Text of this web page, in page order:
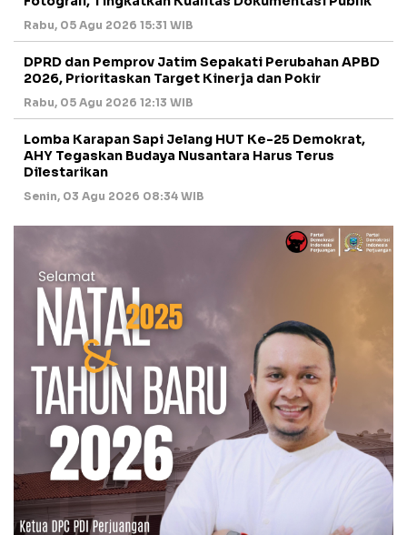
Rabu, 05 Agu 2026 15:31 WIB
DPRD dan Pemprov Jatim Sepakati Perubahan APBD
2026, Prioritaskan Target Kinerja dan Pokir
Rabu, 05 Agu 2026 12:13 WIB
Lomba Karapan Sapi Jelang HUT Ke-25 Demokrat,
AHY Tegaskan Budaya Nusantara Harus Terus
Dilestarikan
Senin, 03 Agu 2026 08:34 WIB